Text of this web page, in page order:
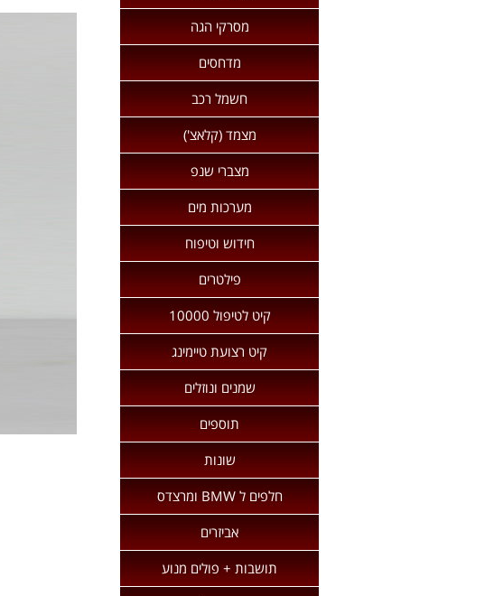
מסרקי הגה
מדחסים
חשמל רכב
מצמד (קלאצ')
מצברי שנפ
מערכות מים
חידוש וטיפוח
פילטרים
קיט לטיפול 10000
קיט רצועת טיימינג
שמנים ונוזלים
תוספים
שונות
חלפים ל BMW ומרצדס
אביזרים
תושבות + פולים מנוע